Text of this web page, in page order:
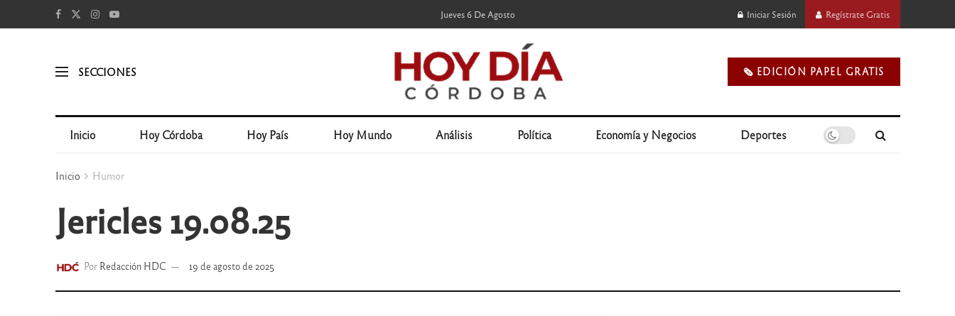
Jueves 6 De Agosto Iniciar Sesión Regístrate Gratis
SECCIONES 🗞️ EDICIÓN PAPEL GRATIS
Inicio Hoy Córdoba Hoy País Hoy Mundo Análisis Política Economía y Negocios Deportes
Inicio Humor
Jericles 19.08.25
Por Redacción HDC 19 de agosto de 2025